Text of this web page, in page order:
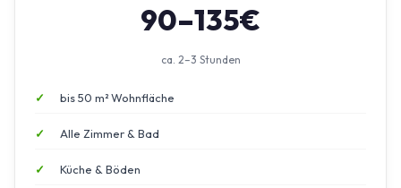
90–135€
ca. 2–3 Stunden
bis 50 m² Wohnfläche
Alle Zimmer & Bad
Küche & Böden